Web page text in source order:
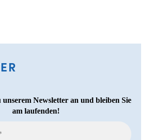
unserem Newsletter an und bleiben Sie
am laufenden!